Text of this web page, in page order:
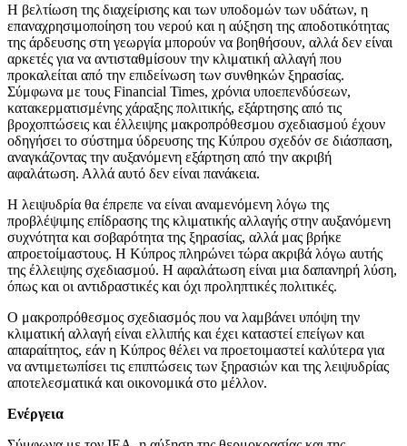
Η βελτίωση της διαχείρισης και των υποδομών των υδάτων, η
επαναχρησιμοποίηση του νερού και η αύξηση της αποδοτικότητας
της άρδευσης στη γεωργία μπορούν να βοηθήσουν, αλλά δεν είναι
αρκετές για να αντισταθμίσουν την κλιματική αλλαγή που
προκαλείται από την επιδείνωση των συνθηκών ξηρασίας.
Σύμφωνα με τους Financial Times, χρόνια υποεπενδύσεων,
κατακερματισμένης χάραξης πολιτικής, εξάρτησης από τις
βροχοπτώσεις και έλλειψης μακροπρόθεσμου σχεδιασμού έχουν
οδηγήσει το σύστημα ύδρευσης της Κύπρου σχεδόν σε διάσπαση,
αναγκάζοντας την αυξανόμενη εξάρτηση από την ακριβή
αφαλάτωση. Αλλά αυτό δεν είναι πανάκεια.
Η λειψυδρία θα έπρεπε να είναι αναμενόμενη λόγω της
προβλέψιμης επίδρασης της κλιματικής αλλαγής στην αυξανόμενη
συχνότητα και σοβαρότητα της ξηρασίας, αλλά μας βρήκε
απροετοίμαστους. Η Κύπρος πληρώνει τώρα ακριβά λόγω αυτής
της έλλειψης σχεδιασμού. Η αφαλάτωση είναι μια δαπανηρή λύση,
όπως και οι αντιδραστικές και όχι προληπτικές πολιτικές.
Ο μακροπρόθεσμος σχεδιασμός που να λαμβάνει υπόψη την
κλιματική αλλαγή είναι ελλιπής και έχει καταστεί επείγων και
απαραίτητος, εάν η Κύπρος θέλει να προετοιμαστεί καλύτερα για
να αντιμετωπίσει τις επιπτώσεις των ξηρασιών και της λειψυδρίας
αποτελεσματικά και οικονομικά στο μέλλον.
Ενέργεια